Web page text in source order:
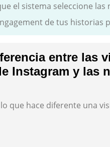
el sistema seleccione
de tus historias
entre las
Instagram y las
que hace diferente una